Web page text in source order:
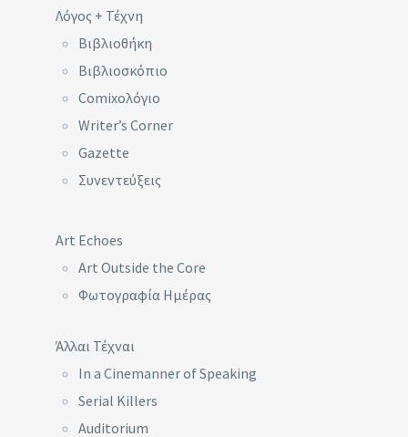
Λόγος + Τέχνη
Βιβλιοθήκη
Βιβλιοσκόπιο
Comixoλόγιο
Writer’s Corner
Gazette
Συνεντεύξεις
Art Echoes
Art Outside the Core
Φωτογραφία Ημέρας
Άλλαι Τέχναι
In a Cinemanner of Speaking
Serial Killers
Auditorium